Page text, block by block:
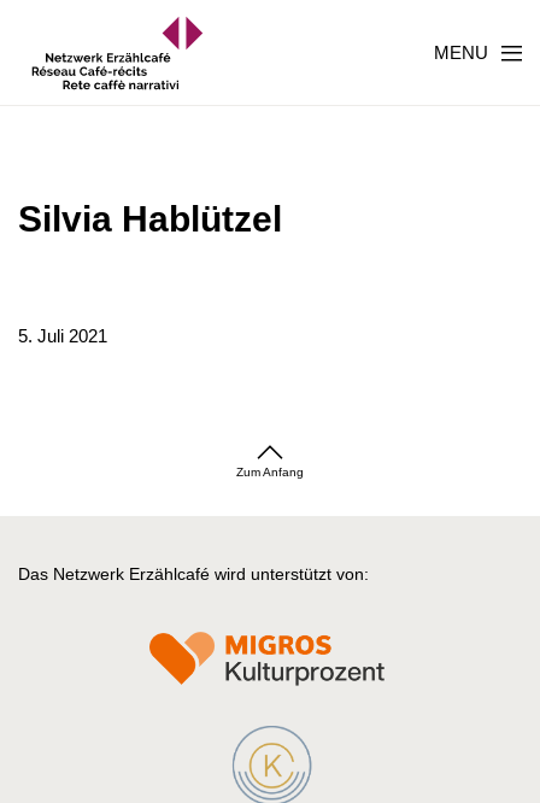
MENU
Silvia Hablützel
5. Juli 2021
Zum Anfang
Das Netzwerk Erzählcafé wird unterstützt von: